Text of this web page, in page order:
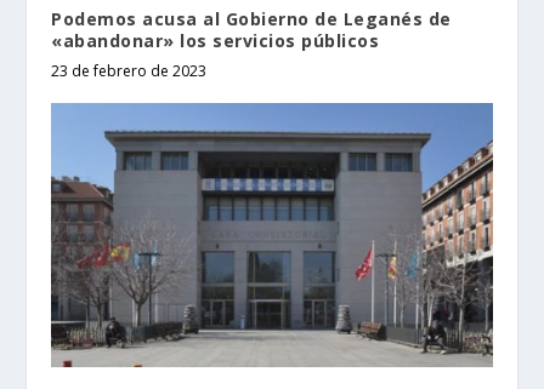
Podemos acusa al Gobierno de Leganés de
«abandonar» los servicios públicos
23 de febrero de 2023